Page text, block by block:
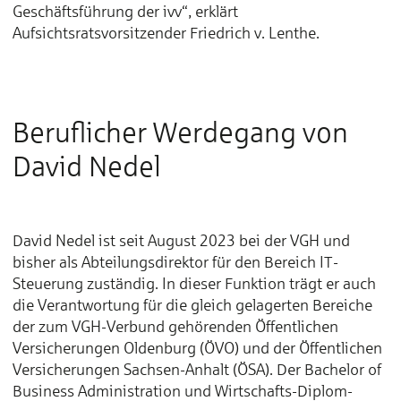
Geschäftsführung der ivv“, erklärt
Aufsichtsratsvorsitzender Friedrich v. Lenthe.
Beruflicher Werdegang von
David Nedel
David Nedel ist seit August 2023 bei der VGH und
bisher als Abteilungsdirektor für den Bereich IT-
Steuerung zuständig. In dieser Funktion trägt er auch
die Verantwortung für die gleich gelagerten Bereiche
der zum VGH-Verbund gehörenden Öffentlichen
Versicherungen Oldenburg (ÖVO) und der Öffentlichen
Versicherungen Sachsen-Anhalt (ÖSA). Der Bachelor of
Business Administration und Wirtschafts-Diplom-